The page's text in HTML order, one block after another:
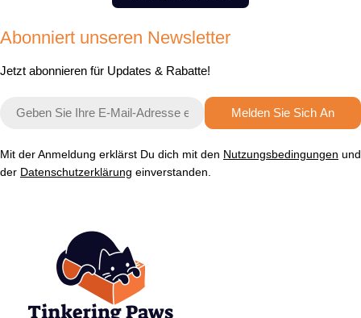
Abonniert unseren Newsletter
Jetzt abonnieren für Updates & Rabatte!
Melden Sie Sich An
Mit der Anmeldung erklärst Du dich mit den Nutzungsbedingungen und
der Datenschutzerklärung einverstanden.